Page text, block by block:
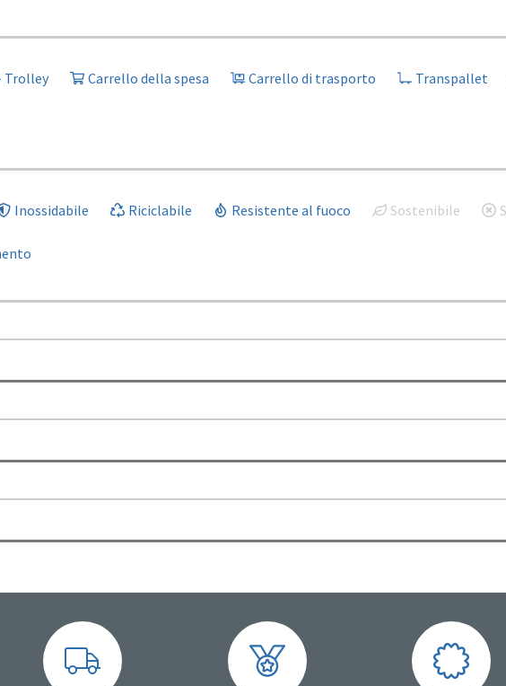
Trolley Carrello della spesa Carrello di trasporto Transpallet
Inossidabile Riciclabile Resistente al fuoco Sostenibile